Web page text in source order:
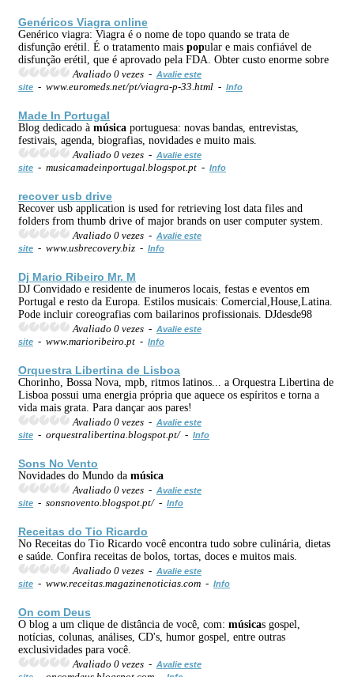
Genéricos Viagra online
Genérico viagra: Viagra é o nome de topo quando se trata de
disfunção erétil. É o tratamento mais popular e mais confiável de
disfunção erétil, que é aprovado pela FDA. Obter custo enorme sobre
Avaliado 0 vezes - Avalie este
site - www.euromeds.net/pt/viagra-p-33.html - Info
Made In Portugal
Blog dedicado à música portuguesa: novas bandas, entrevistas,
festivais, agenda, biografias, novidades e muito mais.
Avaliado 0 vezes - Avalie este
site - musicamadeinportugal.blogspot.pt - Info
recover usb drive
Recover usb application is used for retrieving lost data files and
folders from thumb drive of major brands on user computer system.
Avaliado 0 vezes - Avalie este
site - www.usbrecovery.biz - Info
Dj Mario Ribeiro Mr. M
DJ Convidado e residente de inumeros locais, festas e eventos em
Portugal e resto da Europa. Estilos musicais: Comercial,House,Latina.
Pode incluir coreografias com bailarinos profissionais. DJdesde98
Avaliado 0 vezes - Avalie este
site - www.marioribeiro.pt - Info
Orquestra Libertina de Lisboa
Chorinho, Bossa Nova, mpb, ritmos latinos... a Orquestra Libertina de
Lisboa possui uma energia própria que aquece os espíritos e torna a
vida mais grata. Para dançar aos pares!
Avaliado 0 vezes - Avalie este
site - orquestralibertina.blogspot.pt/ - Info
Sons No Vento
Novidades do Mundo da música
Avaliado 0 vezes - Avalie este
site - sonsnovento.blogspot.pt/ - Info
Receitas do Tio Ricardo
No Receitas do Tio Ricardo você encontra tudo sobre culinária, dietas
e saúde. Confira receitas de bolos, tortas, doces e muitos mais.
Avaliado 0 vezes - Avalie este
site - www.receitas.magazinenoticias.com - Info
On com Deus
O blog a um clique de distância de você, com: músicas gospel,
notícias, colunas, análises, CD's, humor gospel, entre outras
exclusividades para você.
Avaliado 0 vezes - Avalie este